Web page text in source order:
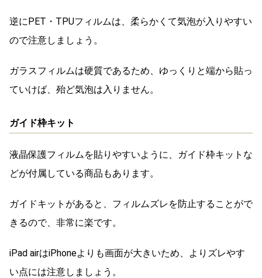
逆にPET・TPUフィルムは、柔らかくて気泡が入りやすい
ので注意しましょう。
ガラスフィルムは硬質であるため、ゆっくりと端から貼っ
ていけば、殆ど気泡は入りません。
ガイド枠キット
液晶保護フィルムを貼りやすいように、ガイド枠キットな
どが付属している商品もあります。
ガイドキットがあると、フィルムズレを防止することがで
きるので、非常に楽です。
iPad airはiPhoneよりも画面が大きいため、よりズレやす
い点には注意しましょう。